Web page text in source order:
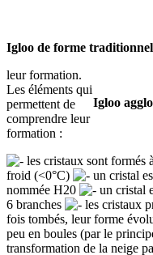
Igloo de forme
Igloo
leur formation.
Les éléments qui
permettent de
comprendre leur
formation :
les cristaux sont formés
froid (<0°C)
un cristal
nommée H20
un cristal
6 branches
les cristaux
fois tombés, leur forme
peu en boules (par le
transformation de la neige